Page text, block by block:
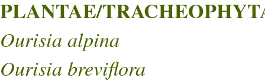
PLANTAE/
Ourisia alpina
Ourisia breviflora